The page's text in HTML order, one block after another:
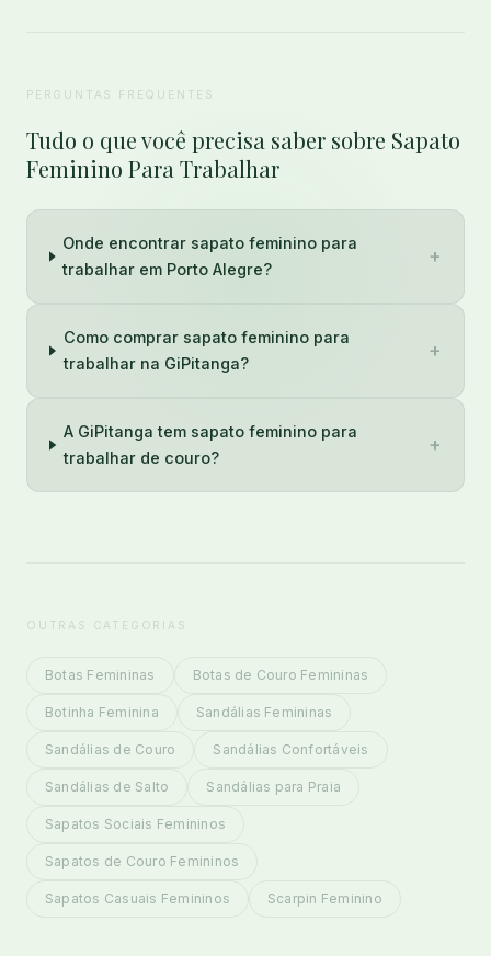
PERGUNTAS FREQUENTES
Tudo o que você precisa saber sobre Sapato
Feminino Para Trabalhar
Onde encontrar sapato feminino para
trabalhar em Porto Alegre?
+
Como comprar sapato feminino para
trabalhar na GiPitanga?
+
A GiPitanga tem sapato feminino para
trabalhar de couro?
+
OUTRAS CATEGORIAS
Botas Femininas Botas de Couro Femininas
Botinha Feminina Sandálias Femininas
Sandálias de Couro Sandálias Confortáveis
Sandálias de Salto Sandálias para Praia
Sapatos Sociais Femininos
Sapatos de Couro Femininos
Sapatos Casuais Femininos Scarpin Feminino